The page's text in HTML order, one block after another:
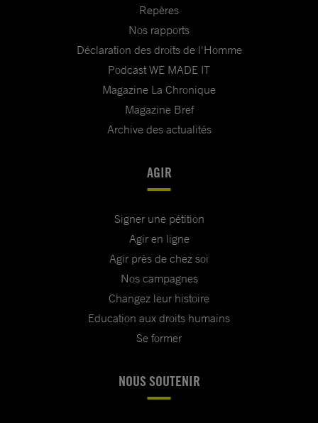
Repères
Nos rapports
Déclaration des droits de l'Homme
Podcast WE MADE IT
Magazine La Chronique
Magazine Bref
Archive des actualités
AGIR
Signer une pétition
Agir en ligne
Agir près de chez soi
Nos campagnes
Changez leur histoire
Education aux droits humains
Se former
NOUS SOUTENIR